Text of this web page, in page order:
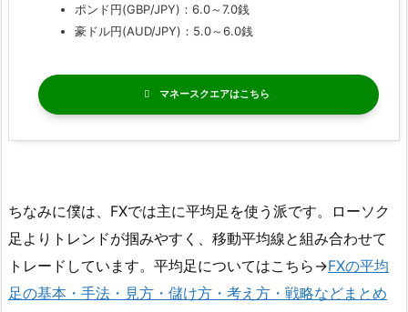
ポンド円(GBP/JPY)：6.0～7.0銭
豪ドル円(AUD/JPY)：5.0～6.0銭
マネースクエア
ちなみに僕は、FXでは主に平均足を使う派です。ローソク
足よりトレンドが掴みやすく、移動平均線と組み合わせて
トレードしています。平均足についてはこちら→FXの平均
足の基本・手法・見方・儲け方・考え方・戦略などまとめ